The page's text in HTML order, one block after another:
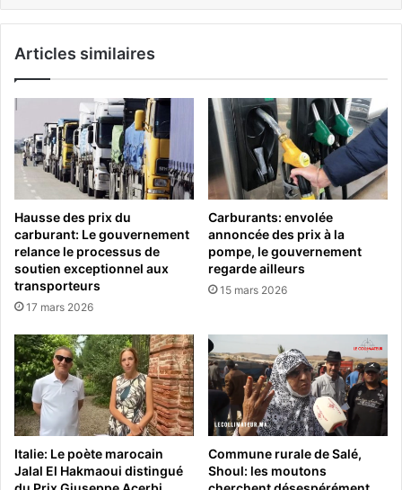
Articles similaires
Hausse des prix du
carburant: Le gouvernement
relance le processus de
soutien exceptionnel aux
transporteurs
17 mars 2026
Carburants: envolée
annoncée des prix à la
pompe, le gouvernement
regarde ailleurs
15 mars 2026
Italie: Le poète marocain
Jalal El Hakmaoui distingué
Commune rurale de Salé,
Shoul: les moutons